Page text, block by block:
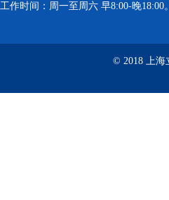
工作时间：周一至周六 早8:00-晚18:00
© 2018 上海